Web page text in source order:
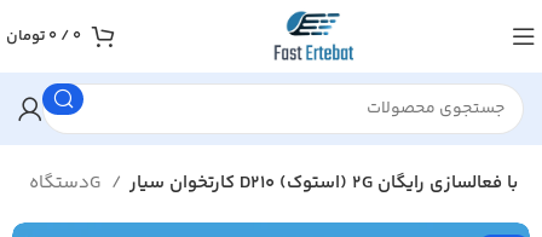
0
/
0 تومان
دستگاه های کارتخوان 2G کارتخوان سیار D210 (استوک) 2G با فعالسازی رایگان